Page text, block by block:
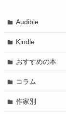
Audible
Kindle
おすすめの本
コラム
作家別